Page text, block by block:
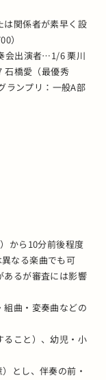
関係者が素早く設
）
会出演者…1/6 栗川
石橋愛（最優秀
ランプリ：一般A部
から10分前後程度
なる楽曲でも可
あるが審査には影響
組曲・変奏曲などの
ること）、幼児・小
とし、伴奏の前・